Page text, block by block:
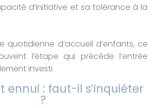
d’initiative et sa tolérance à la
quotidienne d’accueil d’enfants, ce
l’étape qui précède l’entrée
investi.
ennui : faut-il s’inquiéter
?